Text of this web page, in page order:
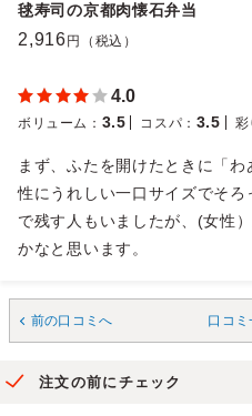
毬寿司の京都肉懐石弁当
2,916 円（税込）
4.0
ボリューム ： 3.5 コスパ ： 3.5 彩
まず、ふたを開けたときに「
性にうれしい一口サイズでそ
で残す人もいましたが、(女性
かなと思います。
前の口コミへ 口コミ
注文の前にチェック